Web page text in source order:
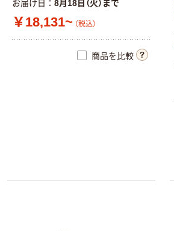
お届け日 8月18日（火）まで
￥18,131~ （税込）
商品を比較